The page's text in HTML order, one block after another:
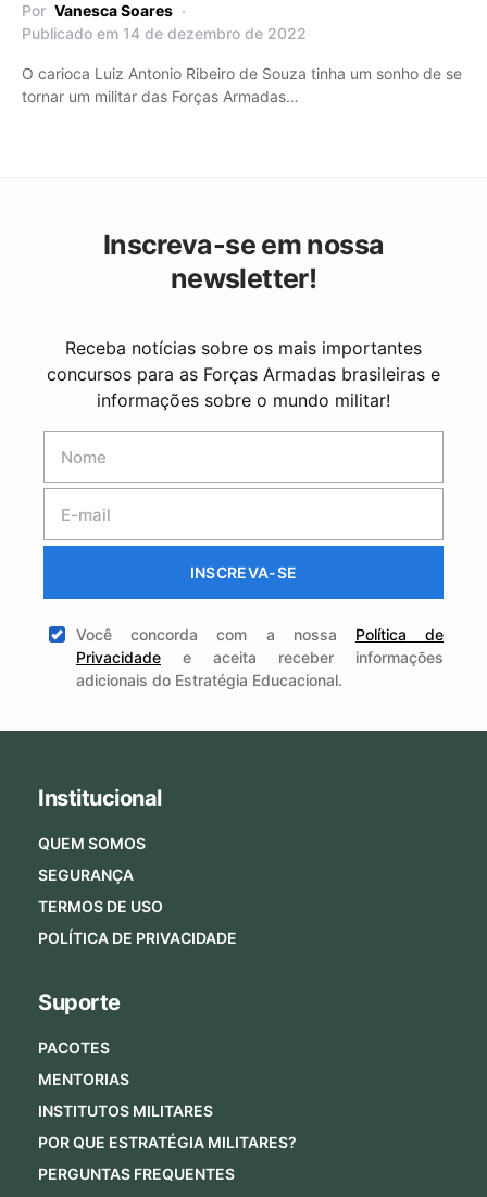
Por Vanesca Soares
Publicado em 14 de dezembro de 2022
O carioca Luiz Antonio Ribeiro de Souza tinha um sonho de se
tornar um militar das Forças Armadas…
Inscreva-se em nossa
newsletter!
Receba notícias sobre os mais importantes
concursos para as Forças Armadas brasileiras e
informações sobre o mundo militar!
INSCREVA-SE
Você concorda com a nossa Política de
Privacidade e aceita receber informações
adicionais do Estratégia Educacional.
Institucional
QUEM SOMOS
SEGURANÇA
TERMOS DE USO
POLÍTICA DE PRIVACIDADE
Suporte
PACOTES
MENTORIAS
INSTITUTOS MILITARES
POR QUE ESTRATÉGIA MILITARES?
PERGUNTAS FREQUENTES